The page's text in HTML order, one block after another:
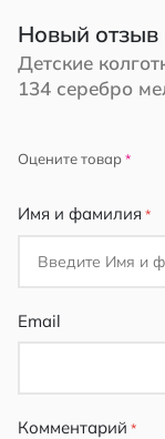
Новый отзыв
Детские
134 серебро
Оцените товар
Имя и фамилия
Email
Комментарий